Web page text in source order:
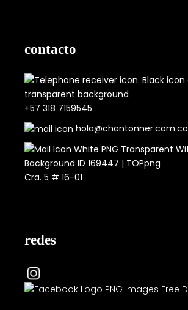
contacto
+57 318 7159545
hola@chantonner.com.co
Cra. 5 # 16-01
redes